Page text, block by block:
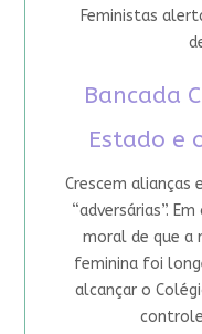
Feministas
Bancada
Estado e
Crescem alianças
“adversárias”.
moral de que a
feminina foi
alcançar o